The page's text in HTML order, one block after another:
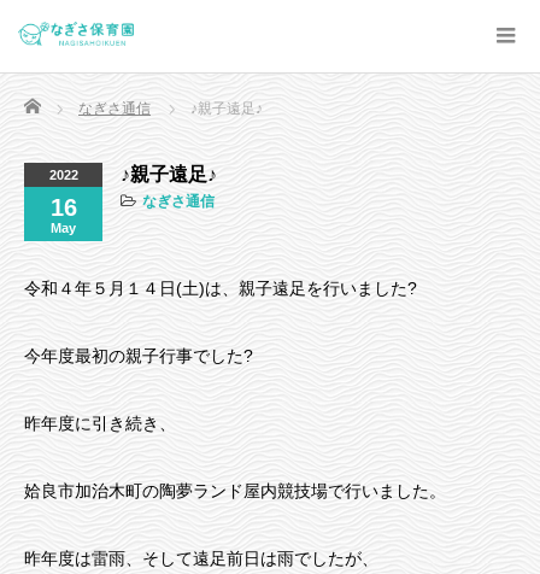
Home なぎさ通信 ♪親子遠足♪
2022
16
May
♪親子遠足♪
なぎさ通信
令和４年５月１４日(土)は、親子遠足を行いました?
今年度最初の親子行事でした?
昨年度に引き続き、
姶良市加治木町の陶夢ランド屋内競技場で行いました。
昨年度は雷雨、そして遠足前日は雨でしたが、